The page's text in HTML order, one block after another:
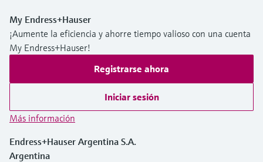
My Endress+Hauser
¡Aumente la eficiencia y ahorre tiempo valioso con una cuenta
My Endress+Hauser!
Registrarse ahora
Iniciar sesión
Más información
Endress+Hauser Argentina S.A.
Argentina